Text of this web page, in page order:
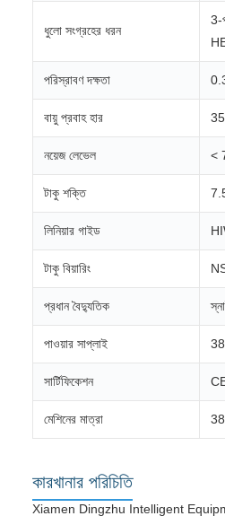
ধুলো সংগ্রহের ধরন
3-
পরিস্রাবণ দক্ষতা
বায়ু প্রবাহ হার
নয়েজ লেভেল <
টাকু শক্তি
লিনিয়ার গাইড
টাকু বিয়ারিং
প্রধান বৈদ্যুতিক
পাওয়ার সাপ্লাই
সার্টিফিকেশন
মেশিনের মাত্রা
কারখানার পরিচিতি
Xiamen Dingzhu Intelligent